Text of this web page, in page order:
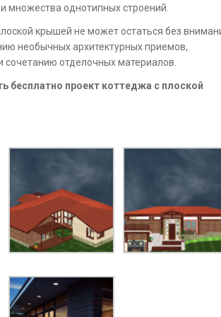
множества однотипных строений.
крышей не может остаться без
необычных архитектурных приемов,
сочетанию отделочных материалов.
бесплатно проект коттеджа с плоской